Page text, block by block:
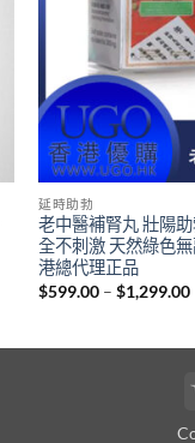
延時助勃
老中醫補腎丸 壯陽
全不刺激 天然綠色
港總代理正品
$599.00 – $1,299.00